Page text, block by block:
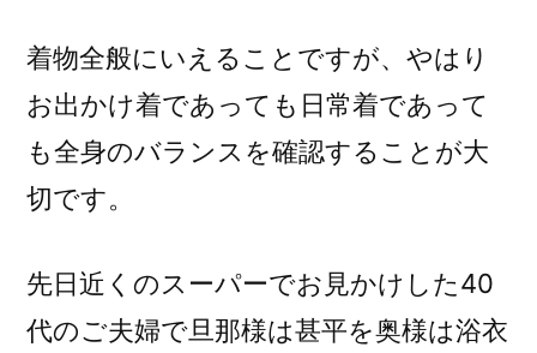
着物全般にいえることですが、やはり
お出かけ着であっても日常着であって
も全身のバランスを確認することが大
切です。
先日近くのスーパーでお見かけした40
代のご夫婦で旦那様は甚平を奥様は浴衣